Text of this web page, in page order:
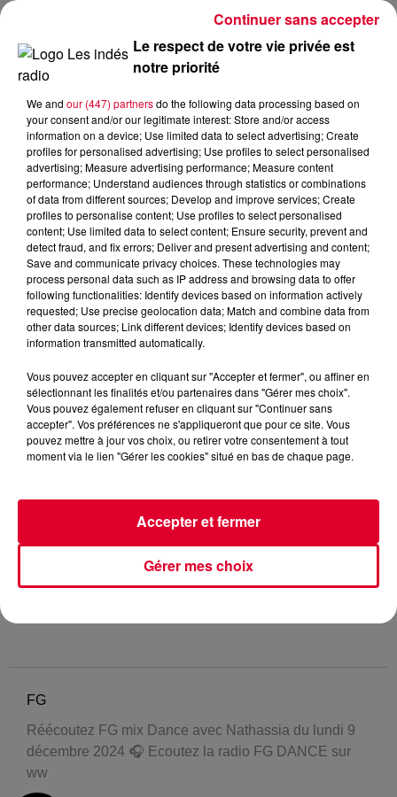
FG MIX DANCE : NATHASSIA
FG
Réécoutez FG mix Dance avec Nathassia du lundi 9
décembre 2024 🎧 Ecoutez la radio FG DANCE sur
ww
Le respect de votre vie privée est
notre priorité
We and our (447) partnersdo the following data processing based on
your consent and/or our legitimate interest: Store and/or access
information on a device; Use limited data to select advertising; Create
profiles for personalised advertising; Use profiles to select personalised
advertising; Measure advertising performance; Measure content
performance; Understand audiences through statistics or combinations
of data from different sources; Develop and improve services; Create
profiles to personalise content; Use profiles to select personalised
content; Use limited data to select content; Ensure security, prevent and
detect fraud, and fix errors; Deliver and present advertising and content;
Save and communicate privacy choices. These technologies may
process personal data such as IP address and browsing data to offer
following functionalities: Identify devices based on information actively
requested; Use precise geolocation data; Match and combine data from
other data sources; Link different devices; Identify devices based on
information transmitted automatically.
Vous pouvez accepter en cliquant sur "Accepter et fermer", ou affiner en
sélectionnant les finalités et/ou partenaires dans "Gérer mes choix".
Vous pouvez également refuser en cliquant sur "Continuer sans
accepter". Vos préférences ne s'appliqueront que pour ce site. Vous
pouvez mettre à jour vos choix, ou retirer votre consentement à tout
moment via le lien "Gérer les cookies" situé en bas de chaque page.
Gérer mes choix
Accepter et fermer
Continuer sans accepter